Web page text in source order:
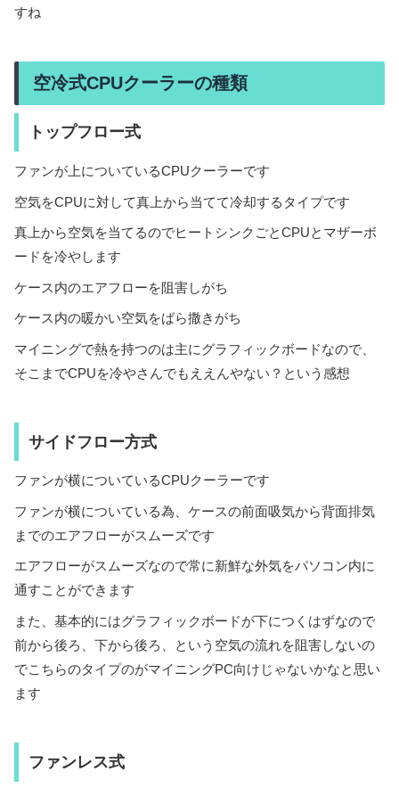
すね
空冷式CPUクーラーの種類
トップフロー式
ファンが上についているCPUクーラーです
空気をCPUに対して真上から当てて冷却するタイプです
真上から空気を当てるのでヒートシンクごとCPUとマザーボ
ードを冷やします
ケース内のエアフローを阻害しがち
ケース内の暖かい空気をばら撒きがち
マイニングで熱を持つのは主にグラフィックボードなので、
そこまでCPUを冷やさんでもええんやない？という感想
サイドフロー方式
ファンが横についているCPUクーラーです
ファンが横についている為、ケースの前面吸気から背面排気
までのエアフローがスムーズです
エアフローがスムーズなので常に新鮮な外気をパソコン内に
通すことができます
また、基本的にはグラフィックボードが下につくはずなので
前から後ろ、下から後ろ、という空気の流れを阻害しないの
でこちらのタイプのがマイニングPC向けじゃないかなと思い
ます
ファンレス式